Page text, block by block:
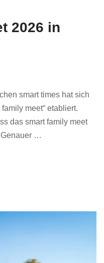
2026 in
smart times hat sich
meet“ etabliert.
das smart family meet
Genauer …